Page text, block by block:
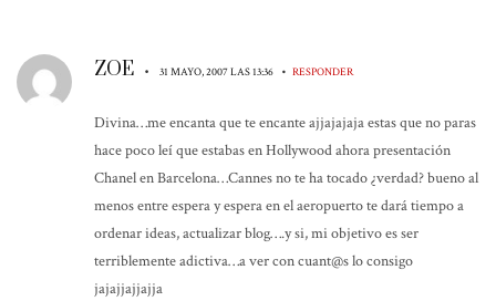
ZOE • 31 MAYO, 2007 LAS 13:36 • RESPONDER
Divina…me encanta que te encante ajjajajaja estas que no paras
hace poco leí que estabas en Hollywood ahora presentación
Chanel en Barcelona…Cannes no te ha tocado ¿verdad? bueno al
menos entre espera y espera en el aeropuerto te dará tiempo a
ordenar ideas, actualizar blog….y si, mi objetivo es ser
terriblemente adictiva…a ver con cuant@s lo consigo
jajajjajjajja